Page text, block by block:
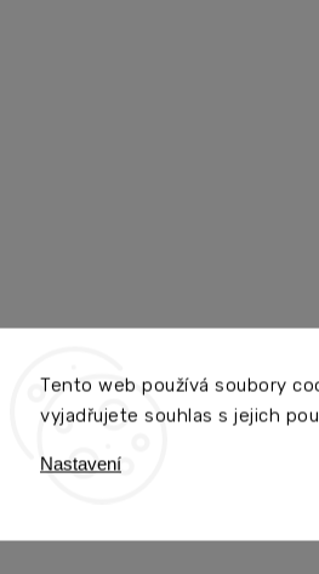
Tento web používá soubory
vyjadřujete souhlas s jejich
Nastavení